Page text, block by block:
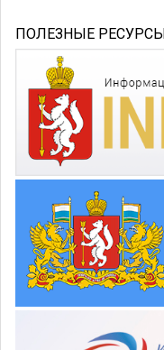
ПОЛЕЗНЫЕ РЕСУРСЫ